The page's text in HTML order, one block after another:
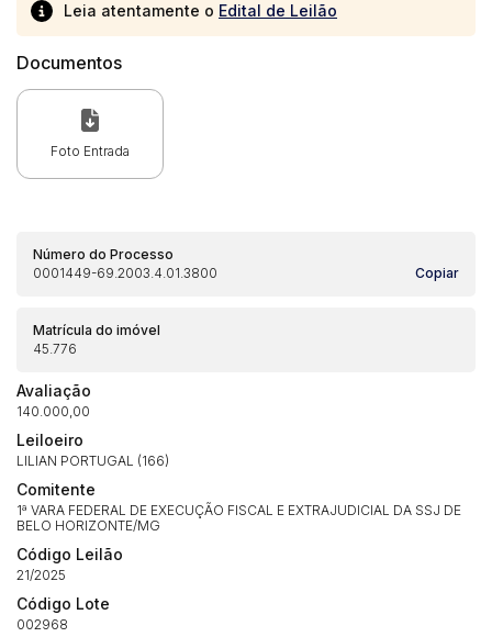
Leia atentamente o Edital de Leilão
Documentos
Foto Entrada
Número do Processo
0001449-69.2003.4.01.3800
Copiar
Matrícula do imóvel
45.776
Avaliação
140.000,00
Leiloeiro
LILIAN PORTUGAL (166)
Comitente
1ª VARA FEDERAL DE EXECUÇÃO FISCAL E EXTRAJUDICIAL DA SSJ DE
BELO HORIZONTE/MG
Código Leilão
21/2025
Código Lote
002968
Envie sua Proposta
Histórico de Propostas
Habilite-se para efetuar lances ou
propostas